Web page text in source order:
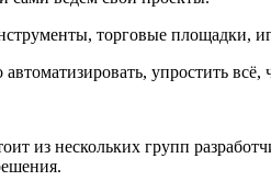
торговые площадки,
упростить
из нескольких групп